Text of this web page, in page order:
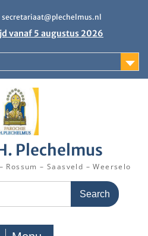
secretariaat@plechelmus.nl
vanaf 5 augustus 2026
2026 in Klooster
Plechelmus
Rossum – Saasveld – Weerselo